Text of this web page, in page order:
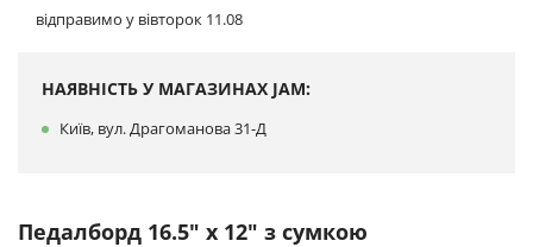
відправимо у вівторок 11.08
НАЯВНІСТЬ У МАГАЗИНАХ JAM:
Київ, вул. Драгоманова 31-Д
Педалборд 16.5" x 12" з сумкою